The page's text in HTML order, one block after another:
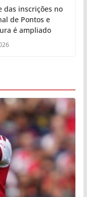
das inscrições no
de Pontos e
é ampliado